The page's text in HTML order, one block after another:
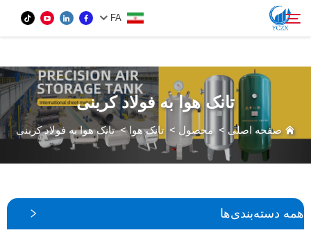
var images = document.getElementsByTagName('img'); for (var i = 0; i <
images.length; i++) { if (!images[i].getAttribute('alt')) { images[i].setAttribute('alt', ''); } }
FA
محصول
دربارهٔ ما
تماس با ما
جستجوتانک هوا به فولاد کربنی
صفحه اصلی > محصول > تانک هوا>تانک هوا به فولاد کربنی
همه دسته‌بندی‌ها